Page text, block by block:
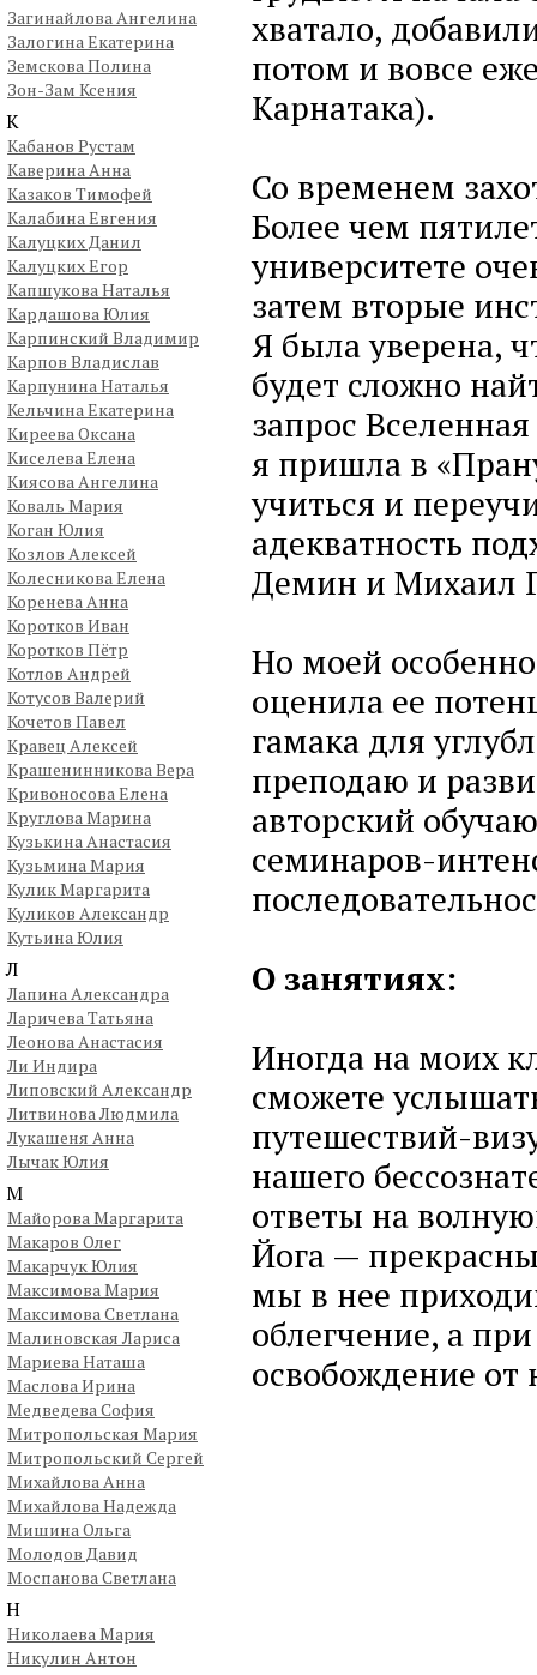
Загинайлова Ангелина
Залогина Екатерина
Земскова Полина
Зон-Зам Ксения
К
Кабанов Рустам
Каверина Анна
Казаков Тимофей
Калабина Евгения
Калуцких Данил
Калуцких Егор
Капшукова Наталья
Кардашова Юлия
Карпинский Владимир
Карпов Владислав
Карпунина Наталья
Кельчина Екатерина
Киреева Оксана
Киселева Елена
Киясова Ангелина
Коваль Мария
Коган Юлия
Козлов Алексей
Колесникова Елена
Коренева Анна
Коротков Иван
Коротков Пётр
Котлов Андрей
Котусов Валерий
Кочетов Павел
Кравец Алексей
Крашенинникова Вера
Кривоносова Елена
Круглова Марина
Кузькина Анастасия
Кузьмина Мария
Кулик Маргарита
Куликов Александр
Кутьина Юлия
Л
Лапина Александра
Ларичева Татьяна
Леонова Анастасия
Ли Индира
Липовский Александр
Литвинова Людмила
Лукашеня Анна
Лычак Юлия
М
Майорова Маргарита
Макаров Олег
Макарчук Юлия
Максимова Мария
Максимова Светлана
Малиновская Лариса
Мариева Наташа
Маслова Ирина
Медведева София
Митропольская Мария
Митропольский Сергей
Михайлова Анна
Михайлова Надежда
Мишина Ольга
Молодов Давид
Моспанова Светлана
Н
Николаева Мария
Никулин Антон
хватало,
потом и вовсе
Карнатака).
Со временем
Более чем
университете
затем вторые
Я была уверена,
будет сложно
запрос
я пришла в
учиться и
адекватность
Демин и Михаил
Но моей
оценила ее
гамака для
преподаю и
авторский
семинаров-
О занятиях:
Иногда на моих
сможете
путешествий-
нашего
ответы на
Йога —
мы в нее
облегчение, а
освобождение от